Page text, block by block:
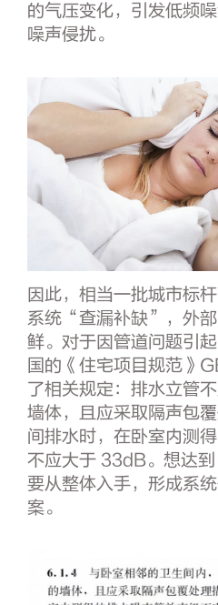
的气压变化，引发低频
噪声侵扰。
因此，相当一批城市标
系统“查漏补缺”，外部
鲜。对于因管道问题引
国的《住宅项目规范》
了相关规定：排水立管
墙体，且应采取隔声包
间排水时，在卧室内测
不应大于 33dB。想达
要从整体入手，形成系
案。